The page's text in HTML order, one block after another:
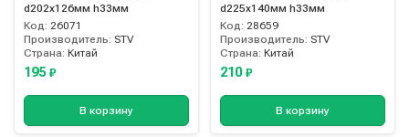
d202х126мм h33мм
Код: 26071
Производитель: STV
Страна: Китай
195 ₽
В корзину
d225х140мм h33мм
Код: 28659
Производитель: STV
Страна: Китай
210 ₽
В корзину